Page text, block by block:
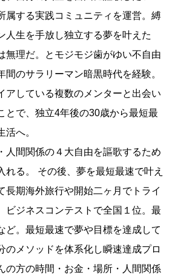
属する実践コミュニティを運営。縛
人生を手放し独立する夢を叶えた
無理だ。とモジモジ歯がゆい不自由
間のサラリーマン暗黒時代を経験。
アしている複数のメンターと出会い
とで、独立4年後の30歳から最短最
活へ。
人間関係の４大自由を謳歌するため
れる。 その後、夢を最短最速で叶え
長期海外旅行や開始二ヶ月でトライ
ビジネスコンテストで全国１位。最
ど。最短最速で夢や目標を達成して
のメソッドを体系化し瞬速達成プロ
の方の時間・お金・場所・人間関係